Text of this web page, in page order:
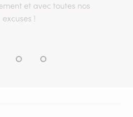
et avec toutes nos
excuses !